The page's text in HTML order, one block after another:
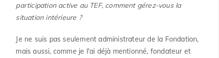
participation active au TEF, comment gérez-vous la
situation intérieure ?
Je ne suis pas seulement administrateur de la Fondation,
mais aussi, comme je l'ai déjà mentionné, fondateur et